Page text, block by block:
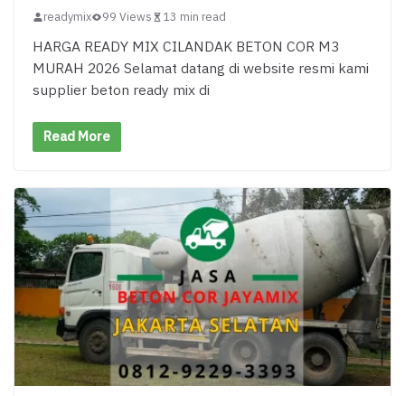
readymix 99 Views 13 min read
HARGA READY MIX CILANDAK BETON COR M3
MURAH 2026 Selamat datang di website resmi kami
supplier beton ready mix di
Read More